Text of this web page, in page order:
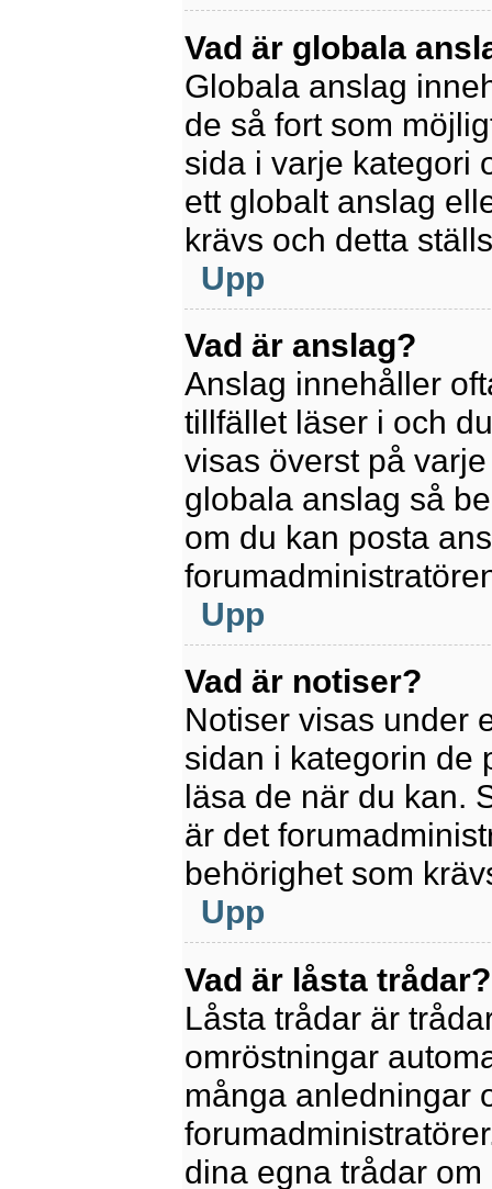
Vad är globala
Globala anslag
de så fort som
sida i varje kategori
ett globalt anslag
krävs och detta
Upp
Vad är anslag?
Anslag innehåller
tillfället läser i och
visas överst på
globala anslag så
om du kan posta
Upp
Vad är notiser?
Notiser visas under
sidan i kategorin de
läsa de när du kan.
är det
behörighet som
Upp
Vad är låsta trådar?
Låsta trådar är
omröstningar
många anledningar
dina egna trådar